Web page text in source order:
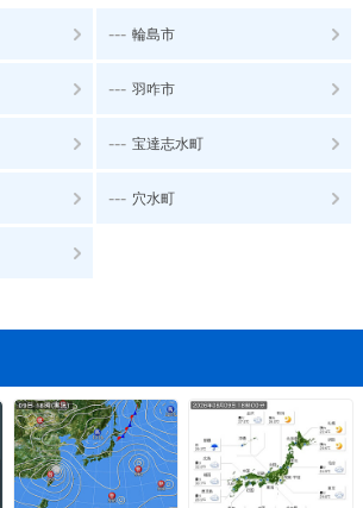
--- 輪島市
--- 羽咋市
--- 宝達志水町
--- 穴水町